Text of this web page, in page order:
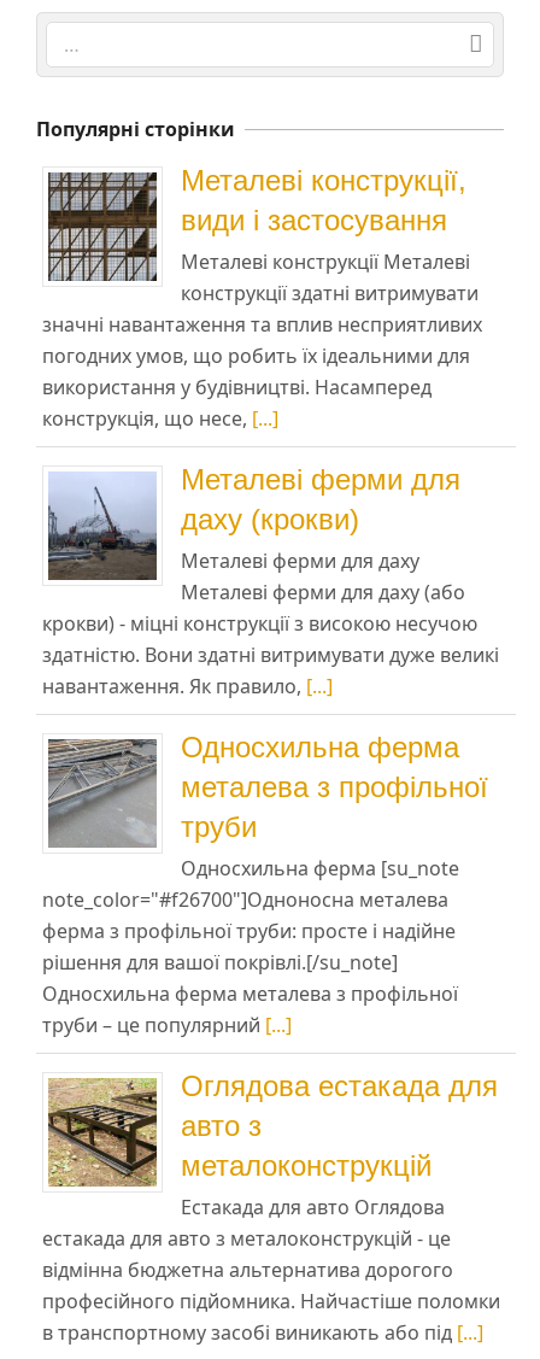
Search
Популярні сторінки
Металеві конструкції,
види і застосування
Металеві конструкції Металеві
конструкції здатні витримувати
значні навантаження та вплив несприятливих
погодних умов, що робить їх ідеальними для
використання у будівництві. Насамперед
конструкція, що несе, [...]
Металеві ферми для
даху (крокви)
Металеві ферми для даху
Металеві ферми для даху (або
крокви) - міцні конструкції з високою несучою
здатністю. Вони здатні витримувати дуже великі
навантаження. Як правило, [...]
Односхильна ферма
металева з профільної
труби
Односхильна ферма [su_note
note_color="#f26700"]Одноносна металева
ферма з профільної труби: просте і надійне
рішення для вашої покрівлі.[/su_note]
Односхильна ферма металева з профільної
труби – це популярний [...]
Оглядова естакада для
авто з
металоконструкцій
Естакада для авто Оглядова
естакада для авто з металоконструкцій - це
відмінна бюджетна альтернатива дорогого
професійного підйомника. Найчастіше поломки
в транспортному засобі виникають або під [...]